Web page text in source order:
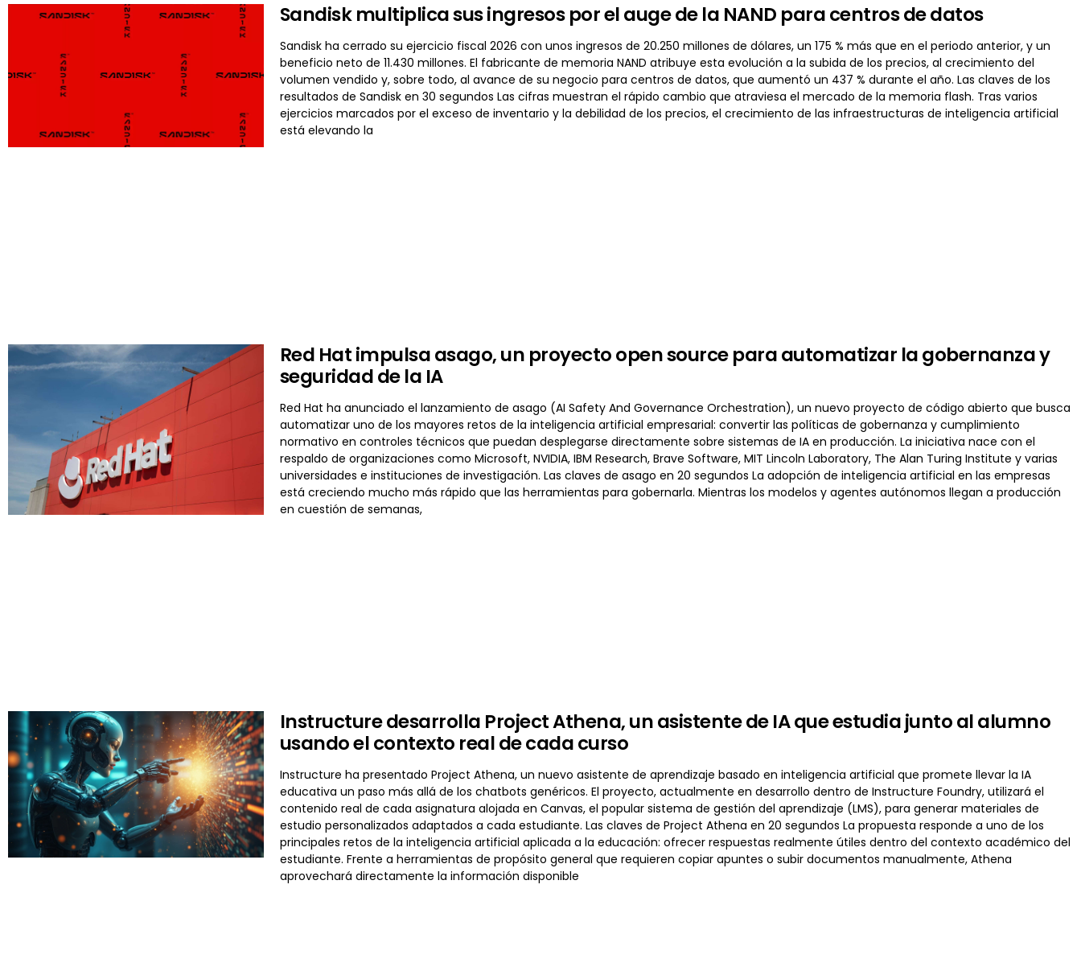
Sandisk multiplica sus ingresos por el auge de la NAND para centros de datos
Sandisk ha cerrado su ejercicio fiscal 2026 con unos ingresos de 20.250 millones de dólares, un 175 % más que en el periodo anterior, y un
beneficio neto de 11.430 millones. El fabricante de memoria NAND atribuye esta evolución a la subida de los precios, al crecimiento del
volumen vendido y, sobre todo, al avance de su negocio para centros de datos, que aumentó un 437 % durante el año. Las claves de los
resultados de Sandisk en 30 segundos Las cifras muestran el rápido cambio que atraviesa el mercado de la memoria flash. Tras varios
ejercicios marcados por el exceso de inventario y la debilidad de los precios, el crecimiento de las infraestructuras de inteligencia artificial
está elevando la
Red Hat impulsa asago, un proyecto open source para automatizar la gobernanza y
seguridad de la IA
Red Hat ha anunciado el lanzamiento de asago (AI Safety And Governance Orchestration), un nuevo proyecto de código abierto que busca
automatizar uno de los mayores retos de la inteligencia artificial empresarial: convertir las políticas de gobernanza y cumplimiento
normativo en controles técnicos que puedan desplegarse directamente sobre sistemas de IA en producción. La iniciativa nace con el
respaldo de organizaciones como Microsoft, NVIDIA, IBM Research, Brave Software, MIT Lincoln Laboratory, The Alan Turing Institute y varias
universidades e instituciones de investigación. Las claves de asago en 20 segundos La adopción de inteligencia artificial en las empresas
está creciendo mucho más rápido que las herramientas para gobernarla. Mientras los modelos y agentes autónomos llegan a producción
en cuestión de semanas,
Instructure desarrolla Project Athena, un asistente de IA que estudia junto al alumno
usando el contexto real de cada curso
Instructure ha presentado Project Athena, un nuevo asistente de aprendizaje basado en inteligencia artificial que promete llevar la IA
educativa un paso más allá de los chatbots genéricos. El proyecto, actualmente en desarrollo dentro de Instructure Foundry, utilizará el
contenido real de cada asignatura alojada en Canvas, el popular sistema de gestión del aprendizaje (LMS), para generar materiales de
estudio personalizados adaptados a cada estudiante. Las claves de Project Athena en 20 segundos La propuesta responde a uno de los
principales retos de la inteligencia artificial aplicada a la educación: ofrecer respuestas realmente útiles dentro del contexto académico del
estudiante. Frente a herramientas de propósito general que requieren copiar apuntes o subir documentos manualmente, Athena
aprovechará directamente la información disponible